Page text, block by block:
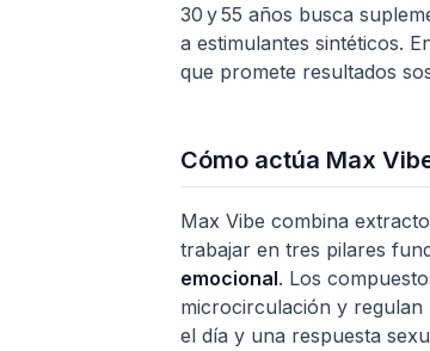
30 y 55 años busca
a estimulantes sintéticos.
que promete resultados
Cómo actúa Max
Max Vibe combina
trabajar en tres pilares
emocional. Los
microcirculación y regulan
el día y una respuesta